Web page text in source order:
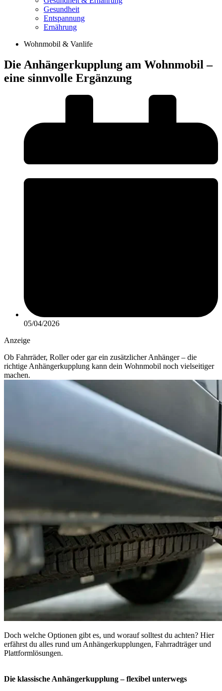
Gesundheit
Entspannung
Ernährung
Wohnmobil & Vanlife
Die Anhängerkupplung am Wohnmobil –
eine sinnvolle Ergänzung
05/04/2026
Anzeige
Ob Fahrräder, Roller oder gar ein zusätzlicher Anhänger – die
richtige Anhängerkupplung kann dein Wohnmobil noch vielseitiger
machen.
Doch welche Optionen gibt es, und worauf solltest du achten? Hier
erfährst du alles rund um Anhängerkupplungen, Fahrradträger und
Plattformlösungen.
Die klassische Anhängerkupplung – flexibel unterwegs